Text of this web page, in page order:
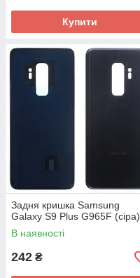
Купити
Задня кришка Samsung
Galaxy S9 Plus G965F (сіра)
В наявності
242 ₴